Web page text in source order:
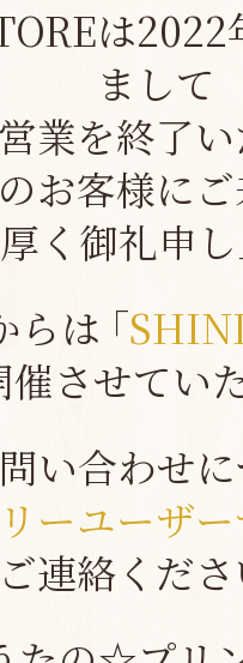
は
まして
業を終了
お客様に
く御礼申
らは ｢
催させてい
い合わせ
ーユーザ
ご連絡くだ